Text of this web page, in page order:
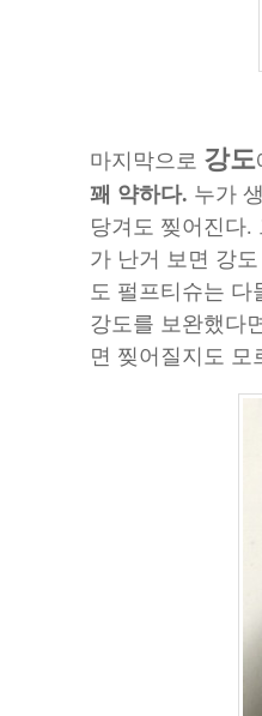
마지막으로 강도
꽤 약하다. 누가
당겨도 찢어진다.
가 난거 보면 강
도 펄프티슈는 다
강도를 보완했다
면 찢어질지도 모